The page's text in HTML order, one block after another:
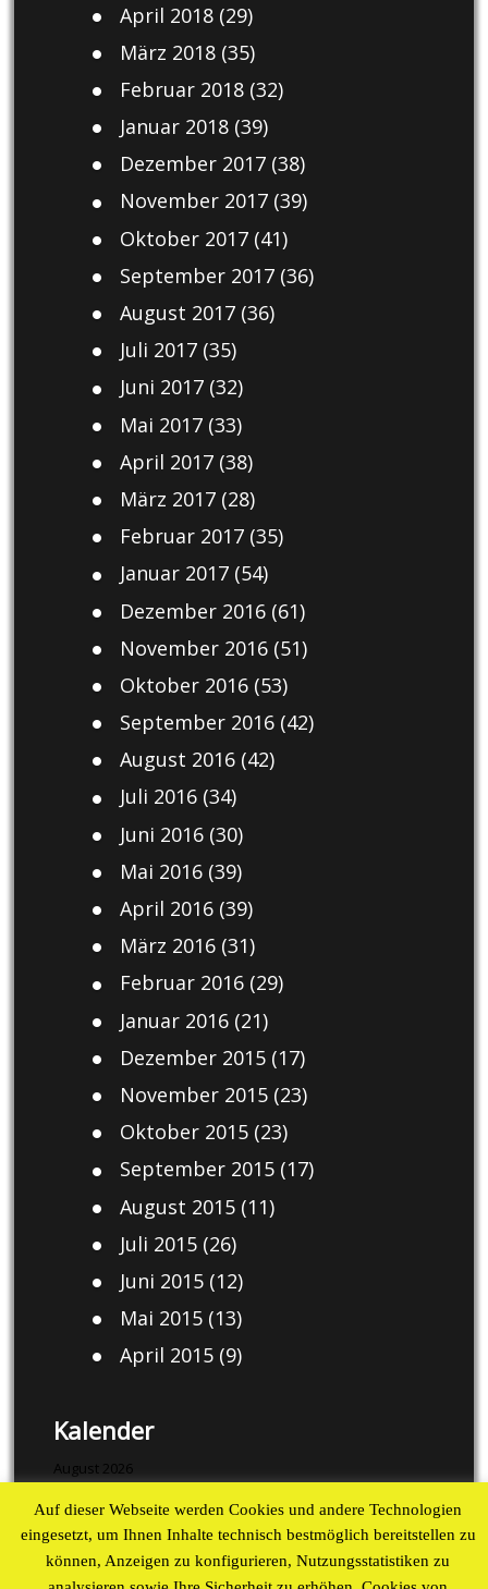
April 2018(29)
März 2018(35)
Februar 2018(32)
Januar 2018(39)
Dezember 2017(38)
November 2017(39)
Oktober 2017(41)
September 2017(36)
August 2017(36)
Juli 2017(35)
Juni 2017(32)
Mai 2017(33)
April 2017(38)
März 2017(28)
Februar 2017(35)
Januar 2017(54)
Dezember 2016(61)
November 2016(51)
Oktober 2016(53)
September 2016(42)
August 2016(42)
Juli 2016(34)
Juni 2016(30)
Mai 2016(39)
April 2016(39)
März 2016(31)
Februar 2016(29)
Januar 2016(21)
Dezember 2015(17)
November 2015(23)
Oktober 2015(23)
September 2015(17)
August 2015(11)
Juli 2015(26)
Juni 2015(12)
Mai 2015(13)
April 2015(9)
Kalender
August 2026
M D M D F S
S
1
2
3
4 5 6 7 8 9
Auf dieser Webseite werden Cookies und andere Technologien
eingesetzt, um Ihnen Inhalte technisch bestmöglich bereitstellen zu
können, Anzeigen zu konfigurieren, Nutzungsstatistiken zu